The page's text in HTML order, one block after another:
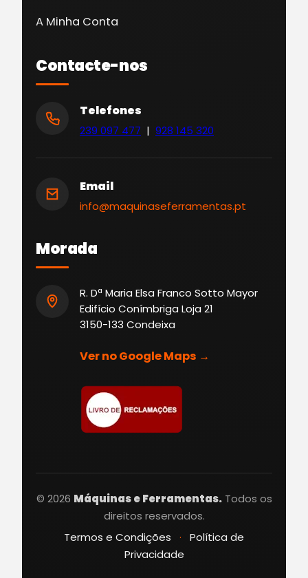
A Minha Conta
Contacte-nos
Telefones
239 097 477 | 928 145 320
Email
info@maquinaseferramentas.pt
Morada
R. Dª Maria Elsa Franco Sotto Mayor
Edifício Conímbriga Loja 21
3150-133 Condeixa
Ver no Google Maps →
© 2026 Máquinas e Ferramentas.Todos os
direitos reservados.
Termos e Condições
·
Política de
Privacidade